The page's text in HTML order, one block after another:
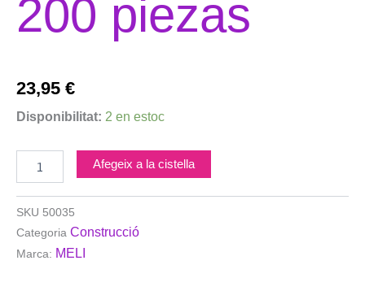
200 piezas
23,95 €
Disponibilitat: 2 en estoc
quantitat
Basic
Constructor
200
piezas
Afegeix a la cistella
SKU 50035
Categoria Construcció
Marca: MELI